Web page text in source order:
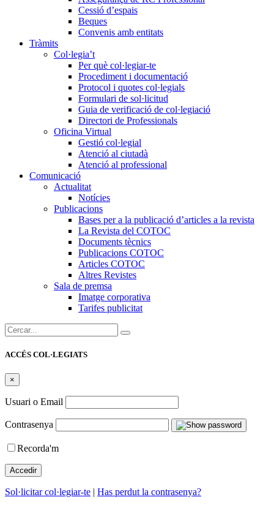
Cessió d’espais
Beques
Convenis amb entitats
Tràmits
Col·legia’t
Per què col·legiar-te
Procediment i documentació
Protocol i quotes col·legials
Formulari de sol·licitud
Guia de verificació de col·legiació
Directori de Professionals
Oficina Virtual
Gestió col·legial
Atenció al ciutadà
Atenció al professional
Comunicació
Actualitat
Notícies
Publicacions
Bases per a la publicació d’articles a la revista
La Revista del COTOC
Documents tècnics
Publicacions COTOC
Articles COTOC
Altres Revistes
Sala de premsa
Imatge corporativa
Tarifes publicitat
Cercar:
ACCÉS COL·LEGIATS
×
Usuari o Email
Contrasenya
Recorda'm
Sol·licitar col·legiar-te | Has perdut la contrasenya?